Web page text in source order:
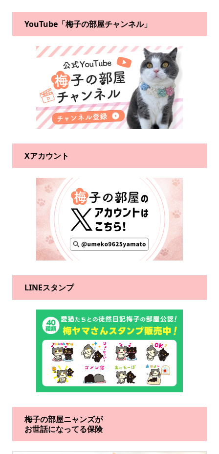
YouTube「梅子の部屋チャンネル」
Xアカウント
LINEスタンプ
梅子の部屋ニャンズが
お世話になってる保険